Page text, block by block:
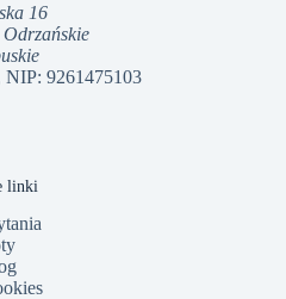
16
9261475103
linki